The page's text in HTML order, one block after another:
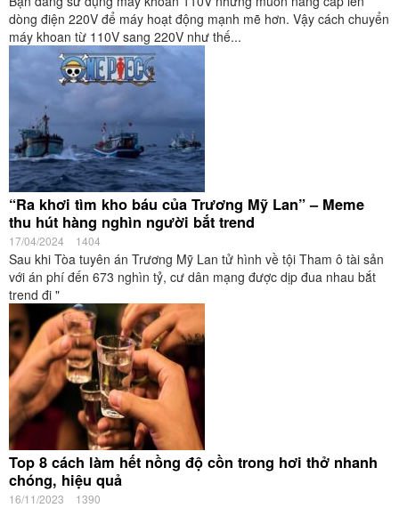
dòng điện 220V để máy hoạt động mạnh mẽ hơn. Vậy cách chuyển
máy khoan từ 110V sang 220V như thế...
“Ra khơi tìm kho báu của Trương Mỹ Lan” – Meme
thu hút hàng nghìn người bắt trend
17/04/2024 1404
Sau khi Tòa tuyên án Trương Mỹ Lan tử hình về tội Tham ô tài sản
với án phí đến 673 nghìn tỷ, cư dân mạng được dịp đua nhau bắt
trend đi "
Top 8 cách làm hết nồng độ cồn trong hơi thở nhanh
chóng, hiệu quả
16/11/2023 1390